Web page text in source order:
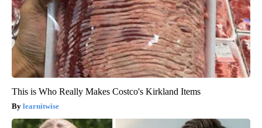
This is Who Really Makes Costco's Kirkland Items
learnitwise